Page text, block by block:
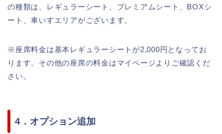
の種類は、レギュラーシート、プレミアムシート、BOXシ
ート、車いすエリアがございます。
※座席料金は基本レギュラーシートが2,000円となってお
ります。その他の座席の料金はマイページよりご確認くだ
さい。
4．オプション追加